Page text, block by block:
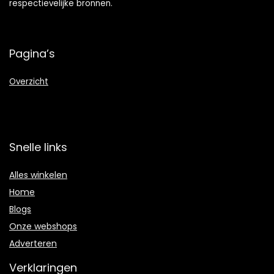
respectievelijke bronnen.
Pagina’s
Overzicht
Snelle links
Alles winkelen
Home
Blogs
Onze webshops
Adverteren
Verklaringen